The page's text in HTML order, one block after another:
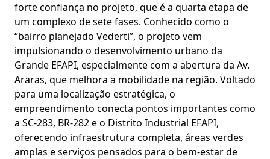
forte confiança no projeto, que é a quarta etapa de
um complexo de sete fases. Conhecido como o
“bairro planejado Vederti”, o projeto vem
impulsionando o desenvolvimento urbano da
Grande EFAPI, especialmente com a abertura da Av.
Araras, que melhora a mobilidade na região. Voltado
para uma localização estratégica, o
empreendimento conecta pontos importantes como
a SC-283, BR-282 e o Distrito Industrial EFAPI,
oferecendo infraestrutura completa, áreas verdes
amplas e serviços pensados para o bem-estar de